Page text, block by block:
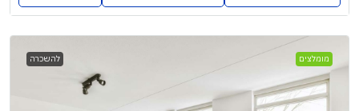
מומלצים להשכרה